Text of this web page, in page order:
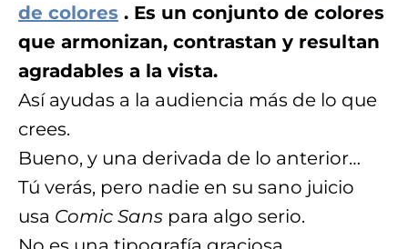
de colores . Es un conjunto de colores
que armonizan, contrastan y resultan
agradables a la vista.
Así ayudas a la audiencia más de lo que
crees.
Bueno, y una derivada de lo anterior…
Tú verás, pero nadie en su sano juicio
usa Comic Sans para algo serio.